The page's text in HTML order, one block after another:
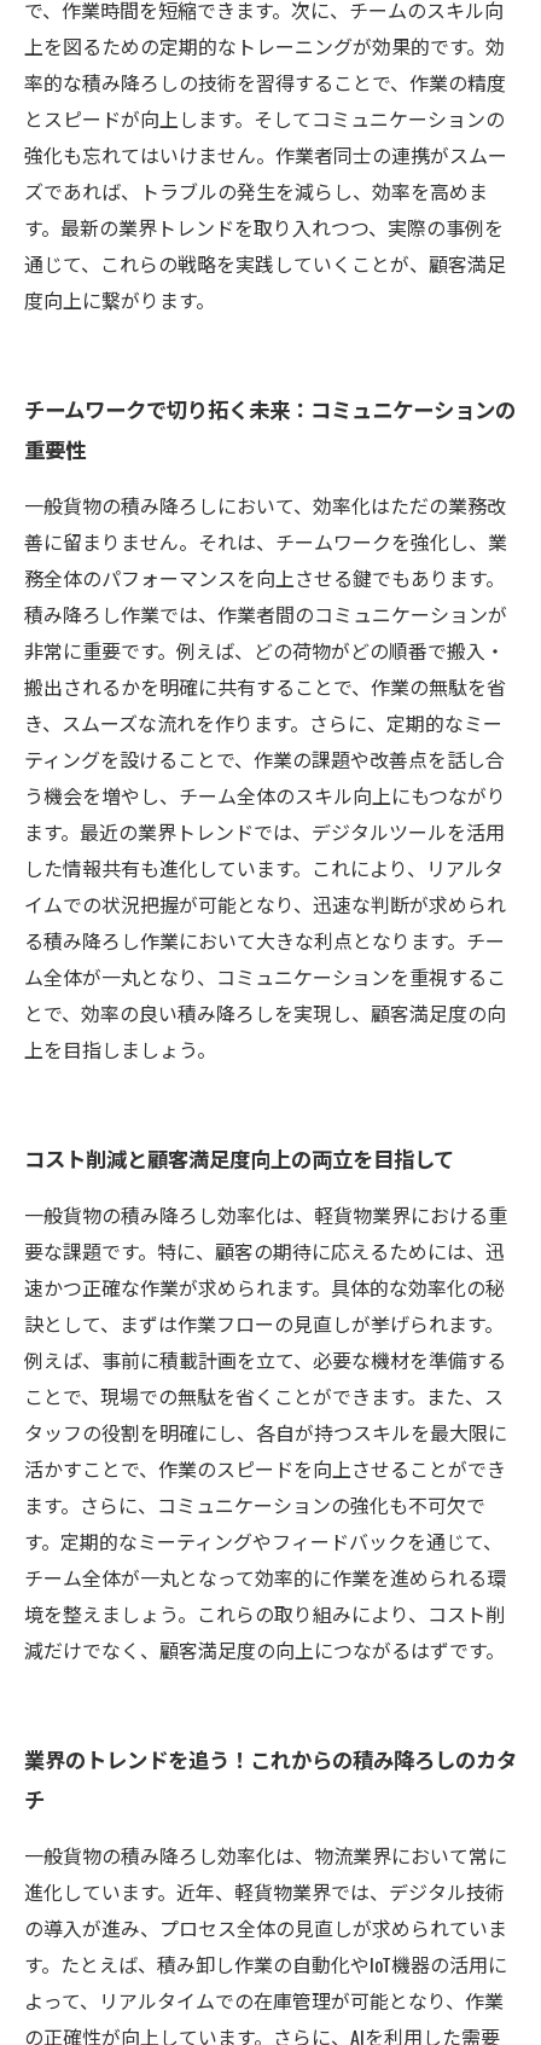
で、作業時間を短縮できます。次に、チームのスキル向
上を図るための定期的なトレーニングが効果的です。効
率的な積み降ろしの技術を習得することで、作業の精度
とスピードが向上します。そしてコミュニケーションの
強化も忘れてはいけません。作業者同士の連携がスムー
ズであれば、トラブルの発生を減らし、効率を高めま
す。最新の業界トレンドを取り入れつつ、実際の事例を
通じて、これらの戦略を実践していくことが、顧客満足
度向上に繋がります。
チームワークで切り拓く未来：コミュニケーションの
重要性
一般貨物の積み降ろしにおいて、効率化はただの業務改
善に留まりません。それは、チームワークを強化し、業
務全体のパフォーマンスを向上させる鍵でもあります。
積み降ろし作業では、作業者間のコミュニケーションが
非常に重要です。例えば、どの荷物がどの順番で搬入・
搬出されるかを明確に共有することで、作業の無駄を省
き、スムーズな流れを作ります。さらに、定期的なミー
ティングを設けることで、作業の課題や改善点を話し合
う機会を増やし、チーム全体のスキル向上にもつながり
ます。最近の業界トレンドでは、デジタルツールを活用
した情報共有も進化しています。これにより、リアルタ
イムでの状況把握が可能となり、迅速な判断が求められ
る積み降ろし作業において大きな利点となります。チー
ム全体が一丸となり、コミュニケーションを重視するこ
とで、効率の良い積み降ろしを実現し、顧客満足度の向
上を目指しましょう。
コスト削減と顧客満足度向上の両立を目指して
一般貨物の積み降ろし効率化は、軽貨物業界における重
要な課題です。特に、顧客の期待に応えるためには、迅
速かつ正確な作業が求められます。具体的な効率化の秘
訣として、まずは作業フローの見直しが挙げられます。
例えば、事前に積載計画を立て、必要な機材を準備する
ことで、現場での無駄を省くことができます。また、ス
タッフの役割を明確にし、各自が持つスキルを最大限に
活かすことで、作業のスピードを向上させることができ
ます。さらに、コミュニケーションの強化も不可欠で
す。定期的なミーティングやフィードバックを通じて、
チーム全体が一丸となって効率的に作業を進められる環
境を整えましょう。これらの取り組みにより、コスト削
減だけでなく、顧客満足度の向上につながるはずです。
業界のトレンドを追う！これからの積み降ろしのカタ
チ
一般貨物の積み降ろし効率化は、物流業界において常に
進化しています。近年、軽貨物業界では、デジタル技術
の導入が進み、プロセス全体の見直しが求められていま
す。たとえば、積み卸し作業の自動化やIoT機器の活用に
よって、リアルタイムでの在庫管理が可能となり、作業
の正確性が向上しています。さらに、AIを利用した需要